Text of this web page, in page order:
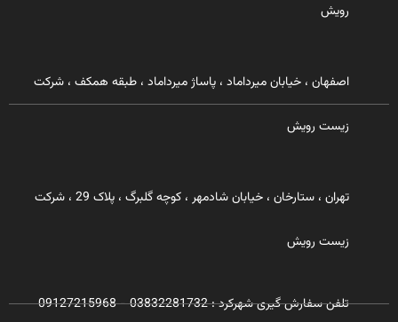
رویش
اصفهان ، خیابان میرداماد ، پاساژ میرداماد ، طبقه همکف ، شرکت
زیست رویش
تهران ، ستارخان ، خیابان شادمهر ، کوچه گلبرگ ، پلاک 29 ، شرکت
زیست رویش
تلفن سفارش گیری شهرکرد : 03832281732 - 09127215968